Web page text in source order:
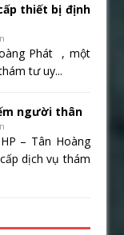
thiết bị định
Phát , một
tư uy...
người thân
– Tân Hoàng
dịch vụ thám